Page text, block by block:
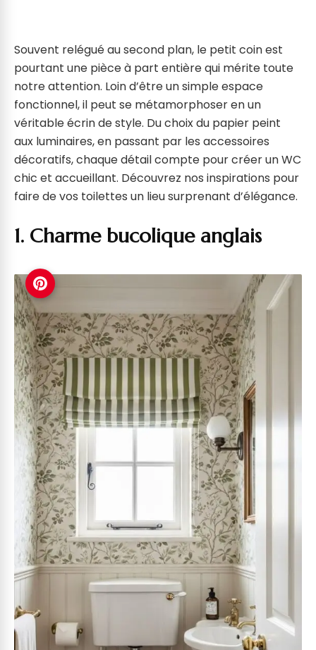
Souvent relégué au second plan, le petit coin est
pourtant une pièce à part entière qui mérite toute
notre attention. Loin d’être un simple espace
fonctionnel, il peut se métamorphoser en un
véritable écrin de style. Du choix du papier peint
aux luminaires, en passant par les accessoires
décoratifs, chaque détail compte pour créer un WC
chic et accueillant. Découvrez nos inspirations pour
faire de vos toilettes un lieu surprenant d’élégance.
1. Charme bucolique anglais